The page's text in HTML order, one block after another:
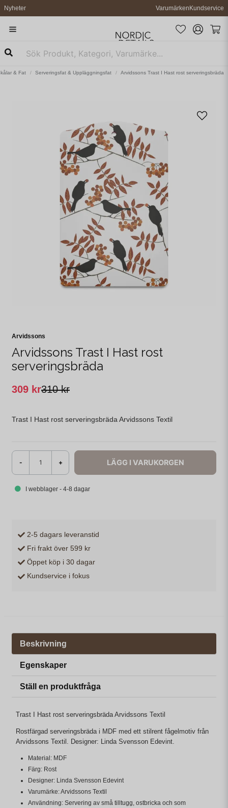
Nyheter VarumärkenKundservice
& Fat Serveringsfat & Uppläggningsfat Arvidssons Trast I Hast rost serveringsbräda
Arvidssons
Arvidssons Trast I Hast rost
serveringsbräda
310 kr
309 kr
Trast I Hast rost serveringsbräda Arvidssons Textil
- + LÄGG I VARUKORGEN
I webblager - 4-8 dagar
2-5 dagars leveranstid
Fri frakt över 599 kr
Öppet köp i 30 dagar
Kundservice i fokus
Beskrivning
Egenskaper
Ställ en produktfråga
Trast I Hast rost serveringsbräda Arvidssons Textil
Rostfärgad serveringsbräda i MDF med ett stilrent fågelmotiv från
Arvidssons Textil. Designer: Linda Svensson Edevint.
Material: MDF
Färg: Rost
Designer: Linda Svensson Edevint
Varumärke: Arvidssons Textil
Användning: Servering av små tilltugg, ostbricka och som